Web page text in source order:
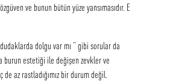
ve bunun bütün yüze yansımasıdır. E
dolgu var mı “ gibi sorular da
burun estetiği ile değişen zevkler ve
az rastladığımız bir durum değil.